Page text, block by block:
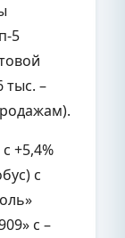
5
тыс. –
+5,4%
с
с –